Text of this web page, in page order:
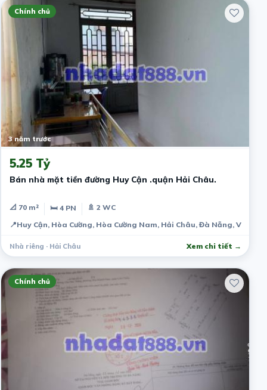
Chính chủ
3 năm trước
5.25 Tỷ
Bán nhà mặt tiền đường Huy Cận .quận Hải Châu.
📐 70 m² 🛏 4 PN
🚿 2 WC
📍Huy Cận, Hòa Cường, Hòa Cường Nam, Hải Châu, Đà Nẵng, Việt
Nhà riêng · Hải Châu Xem chi tiết →
Chính chủ